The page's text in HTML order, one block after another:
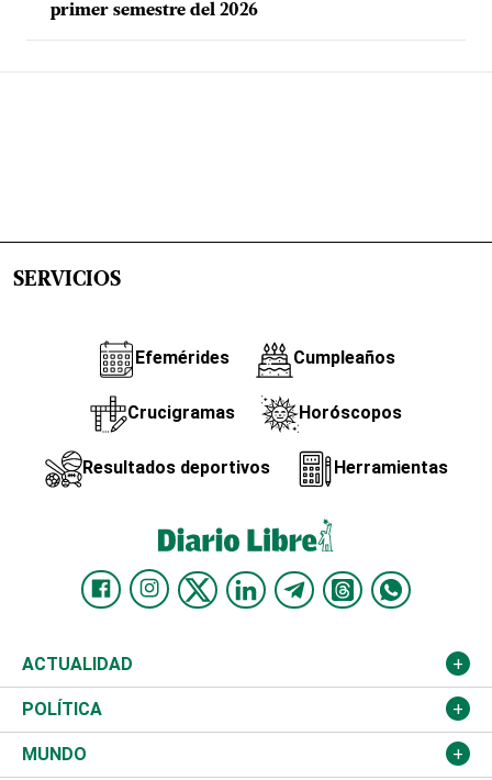
primer semestre del 2026
SERVICIOS
Efemérides Cumpleaños
Crucigramas Horóscopos
Resultados deportivos Herramientas
ACTUALIDAD
Nacional
Ciudad
POLÍTICA
Partidos
MUNDO